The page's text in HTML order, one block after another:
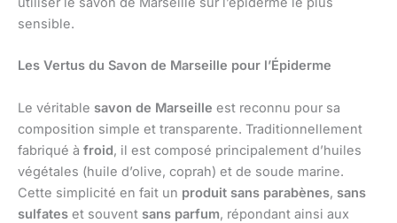
sensible.
Les Vertus du Savon de Marseille pour l’Épiderme
Le véritable savon de Marseille est reconnu pour sa
composition simple et transparente. Traditionnellement
fabriqué à froid, il est composé principalement d’huiles
végétales (huile d’olive, coprah) et de soude marine.
Cette simplicité en fait un produit sans parabènes, sans
sulfates et souvent sans parfum, répondant ainsi aux